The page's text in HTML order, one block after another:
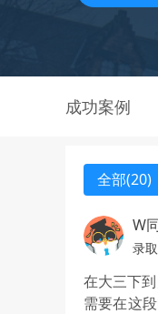
成功案例
全部(20)
W
录
在大三下
需要在这